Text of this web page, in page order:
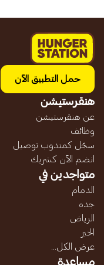
حمل التطبيق الآن
هنقرستيشن
عن هنقرستيشن
وظائف
سجّل كمندوب توصيل
انضم الآن كشريك
متواجدين في
الدمام
جده
الرياض
الخبر
عرض الكل...
مساعدة